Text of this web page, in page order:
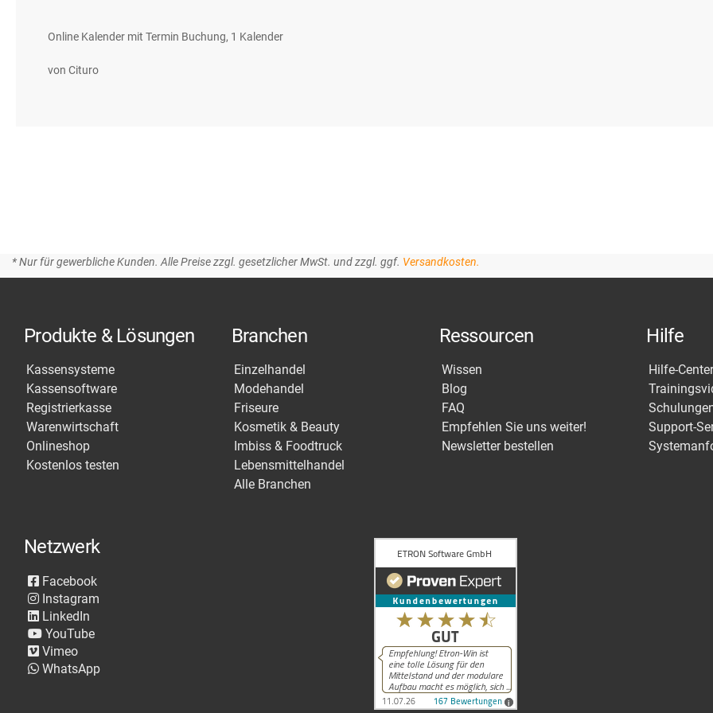
Online Kalender mit Termin Buchung, 1 Kalender
von Cituro
* Nur für gewerbliche Kunden. Alle Preise zzgl. gesetzlicher MwSt. und zzgl. ggf. Versandkosten.
Produkte & Lösungen
Kassensysteme
Kassensoftware
Registrierkasse
Warenwirtschaft
Onlineshop
Kostenlos testen
Branchen
Einzelhandel
Modehandel
Friseure
Kosmetik & Beauty
Imbiss & Foodtruck
Lebensmittelhandel
Alle Branchen
Ressourcen
Wissen
Blog
FAQ
Empfehlen Sie uns weiter!
Newsletter bestellen
Hilfe
Hilfe-
Support-
Netzwerk
Facebook
Instagram
LinkedIn
YouTube
Vimeo
WhatsApp